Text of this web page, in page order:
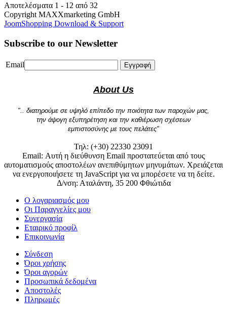
Αποτελέσματα 1 - 12 από 32
Copyright MAXXmarketing GmbH
JoomShopping Download & Support
Subscribe to our Newsletter
Email Εγγραφή
About Us
".. διατηρούμε σε υψηλό επίπεδο την ποιότητα των παροχών μας,
την άψογη εξυπηρέτηση και την καθιέρωση σχέσεων
εμπιστοσύνης με τους πελάτες"
Τηλ: (+30) 22330 23091
Email: Αυτή η διεύθυνση Email προστατεύεται από τους
αυτοματισμούς αποστολέων ανεπιθύμητων μηνυμάτων. Χρειάζεται
να ενεργοποιήσετε τη JavaScript για να μπορέσετε να τη δείτε.
Δ/νση: Αταλάντη, 35 200 Φθιώτιδα
Ο λογαριασμός μου
Οι Παραγγελίες μου
Συνεργασία
Εταιρικό προφίλ
Επικοινωνία
Σύνδεση
Όροι χρήσης
Όροι αγορών
Προσωπικά δεδομένα
Αποστολές
Πληρωμές